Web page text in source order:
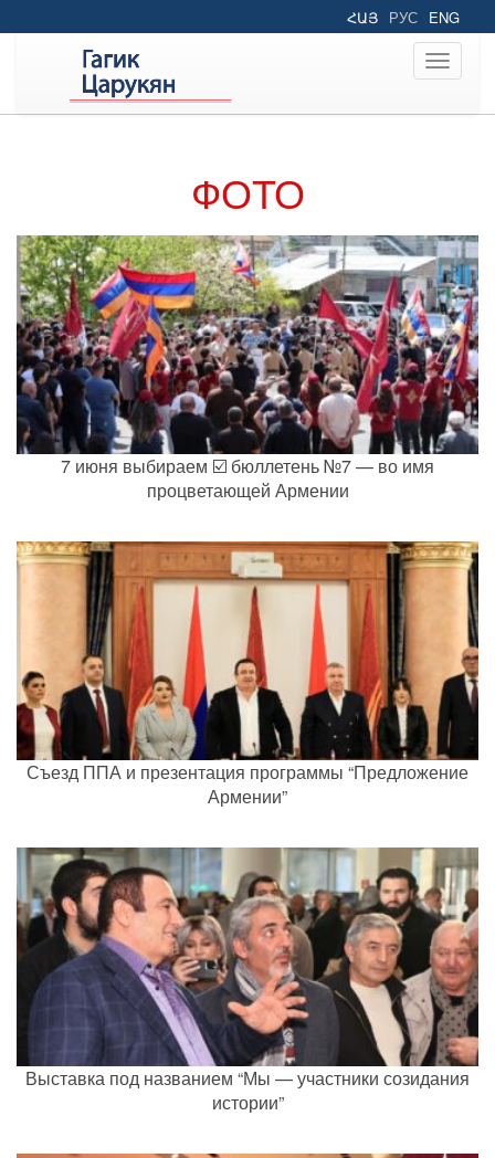
ՀԱՅ РУС ENG
Toggle
ФОТО
7 июня выбираем ☑️ бюллетень №7 — во имя
процветающей Армении
Съезд ППА и презентация программы “Предложение
Армении”
Выставка под названием “Мы — участники созидания
истории”